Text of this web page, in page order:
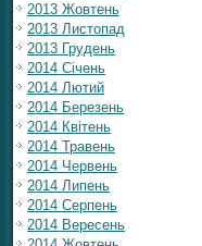
2013 Жовтень
2013 Листопад
2013 Грудень
2014 Січень
2014 Лютий
2014 Березень
2014 Квітень
2014 Травень
2014 Червень
2014 Липень
2014 Серпень
2014 Вересень